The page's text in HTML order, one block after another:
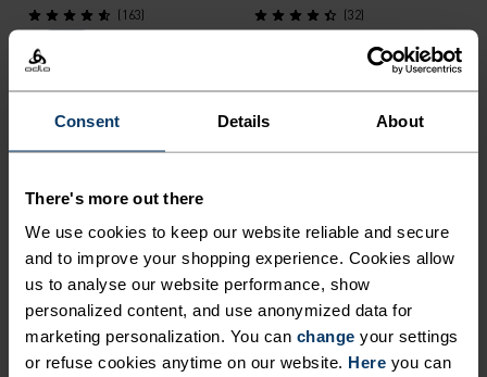
Consent Details About
There's more out there
We use cookies to keep our website reliable and secure
and to improve your shopping experience. Cookies allow
us to analyse our website performance, show
personalized content, and use anonymized data for
marketing personalization. You can change your settings
or refuse cookies anytime on our website. Here you can
(163)
(32)
Skjorte
1 099,00 kr
%
Zeroweight
Løpestrømpebukse
%
Active Warm Base Layer T-
Skjorte